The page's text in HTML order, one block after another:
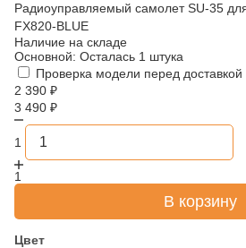
Радиоуправляемый самолет SU-35
FX820-BLUE
Наличие на складе
Основной: Осталась 1 штука
Проверка модели перед доставкой
2 390 ₽
3 490 ₽
1
1
В корзину
Цвет